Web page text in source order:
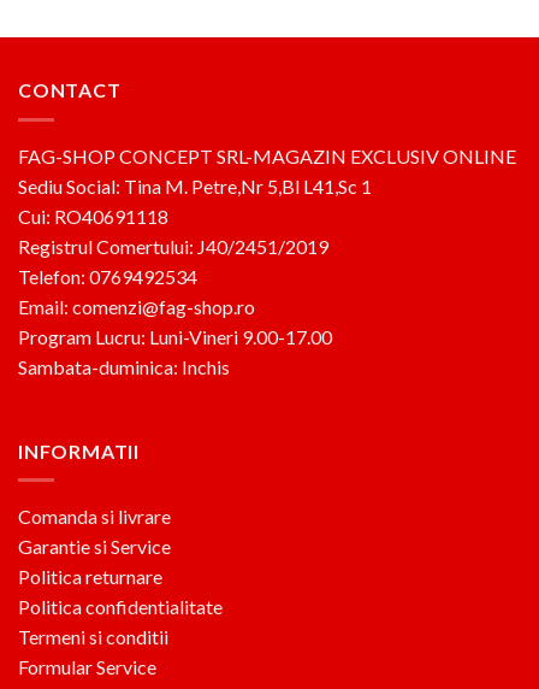
CONTACT
FAG-SHOP CONCEPT SRL-MAGAZIN EXCLUSIV ONLINE
Sediu Social: Tina M. Petre,Nr 5,Bl L41,Sc 1
Cui: RO40691118
Registrul Comertului: J40/2451/2019
Telefon: 0769492534
Email: comenzi@fag-shop.ro
Program Lucru: Luni-Vineri 9.00-17.00
Sambata-duminica: Inchis
INFORMATII
Comanda si livrare
Garantie si Service
Politica returnare
Politica confidentialitate
Termeni si conditii
Formular Service